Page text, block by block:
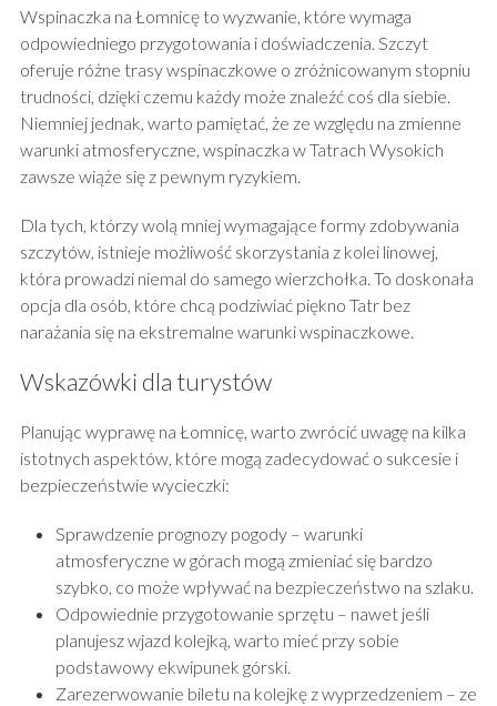
Wspinaczka na Łomnicę to wyzwanie, które wymaga
odpowiedniego przygotowania i doświadczenia. Szczyt
oferuje różne trasy wspinaczkowe o zróżnicowanym stopniu
trudności, dzięki czemu każdy może znaleźć coś dla siebie.
Niemniej jednak, warto pamiętać, że ze względu na zmienne
warunki atmosferyczne, wspinaczka w Tatrach Wysokich
zawsze wiąże się z pewnym ryzykiem.
Dla tych, którzy wolą mniej wymagające formy zdobywania
szczytów, istnieje możliwość skorzystania z kolei linowej,
która prowadzi niemal do samego wierzchołka. To doskonała
opcja dla osób, które chcą podziwiać piękno Tatr bez
narażania się na ekstremalne warunki wspinaczkowe.
Wskazówki dla turystów
Planując wyprawę na Łomnicę, warto zwrócić uwagę na kilka
istotnych aspektów, które mogą zadecydować o sukcesie i
bezpieczeństwie wycieczki:
Sprawdzenie prognozy pogody – warunki
atmosferyczne w górach mogą zmieniać się bardzo
szybko, co może wpływać na bezpieczeństwo na szlaku.
Odpowiednie przygotowanie sprzętu – nawet jeśli
planujesz wjazd kolejką, warto mieć przy sobie
podstawowy ekwipunek górski.
Zarezerwowanie biletu na kolejkę z wyprzedzeniem – ze